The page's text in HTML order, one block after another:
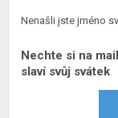
Nenašli jste jméno
Nechte si na
slaví svůj svátek